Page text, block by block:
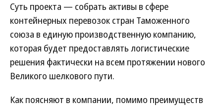
Суть проекта — собрать активы в сфере
контейнерных перевозок стран Таможенного
союза в единую производственную компанию,
которая будет предоставлять логистические
решения фактически на всем протяжении нового
Великого шелкового пути.
Как поясняют в компании, помимо преимуществ